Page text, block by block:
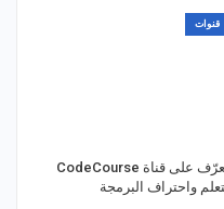
قنوات
تعرّف على قناة CodeCourse
واحتراف البرمجة